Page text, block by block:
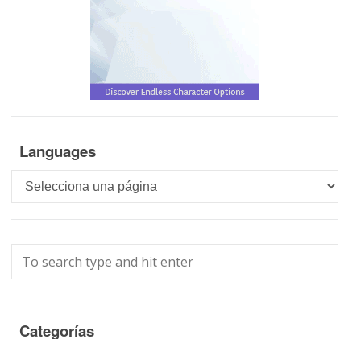
Languages
Languages
Categorías